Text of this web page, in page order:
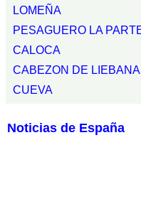
LOMEÑA
PESAGUERO LA
CALOCA
CABEZON DE LIEBANA
CUEVA
Noticias de España